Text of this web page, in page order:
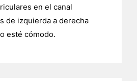
en el canal
de izquierda a derecha
esté cómodo.